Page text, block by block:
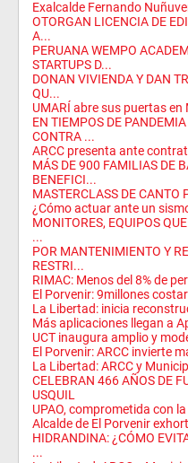
Exalcalde Fernando
OTORGAN LICENCIA DE
A...
PERUANA WEMPO
STARTUPS D...
DONAN VIVIENDA Y DAN
QU...
UMARÍ abre sus puertas
EN TIEMPOS DE
CONTRA ...
ARCC presenta ante
MÁS DE 900 FAMILIAS DE
BENEFICI...
MASTERCLASS DE CANTO
¿Cómo actuar ante un
MONITORES, EQUIPOS
...
POR MANTENIMIENTO Y
RESTRI...
RIMAC: Menos del 8% de
El Porvenir: 9millones
La Libertad: inicia
Más aplicaciones llegan a
UCT inaugura amplio y
El Porvenir: ARCC invierte
La Libertad: ARCC y
CELEBRAN 466 AÑOS DE
USQUIL
UPAO, comprometida con
Alcalde de El Porvenir
HIDRANDINA: ¿CÓMO
...